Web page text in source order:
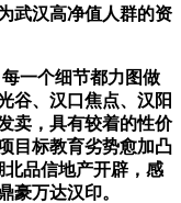
武汉高净值人群的资
一个细节都力图做
谷、汉口焦点、汉阳
卖，具有较着的性价
目标教育劣势愈加凸
北品信地产开辟，感
豪万达汉印。